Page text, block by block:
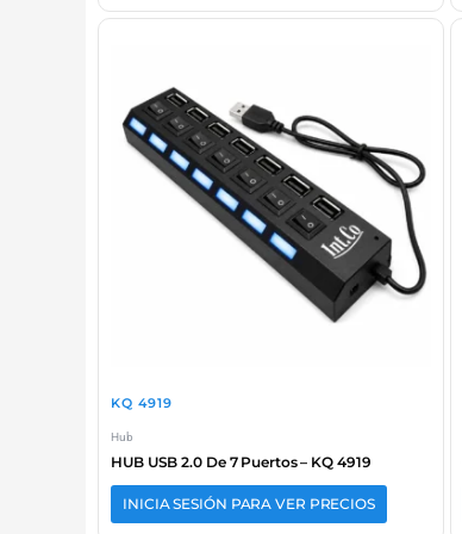
KQ 4919
Hub
HUB USB 2.0 De 7 Puertos – KQ 4919
INICIA SESIÓN PARA VER PRECIOS